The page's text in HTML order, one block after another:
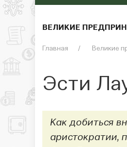
ВЕЛИКИЕ
Главная Великие
Эсти
Как добиться
аристократии,